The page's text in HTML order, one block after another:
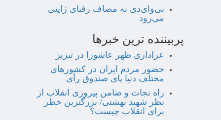
بی‌وای‌دی به مصاف رقبای ژاپنی
می‌رود
پربیننده ترین خبرها
عزاداری ظهر عاشورا در تبریز
حضور مردم ایران در کشورهای
مختلف دنیا پای صندوق رأی
راه نجات و ضامن پیروزی انقلاب از
نظر شهید بهشتی/ بزرگترین خطر
برای انقلاب چیست؟